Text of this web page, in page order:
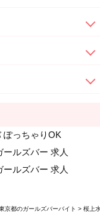
ぽっちゃりOK
ールズバー 求人
ールズバー 求人
京都のガールズバーバイト 桜上